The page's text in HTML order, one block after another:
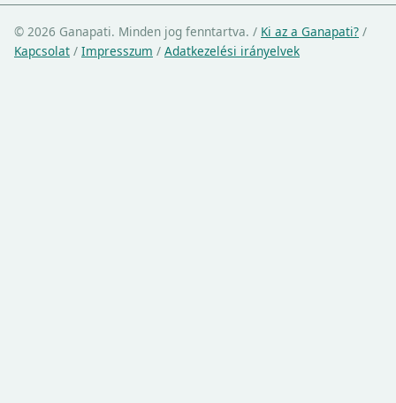
© 2026 Ganapati. Minden jog fenntartva. / Ki az a Ganapati? /
Kapcsolat / Impresszum / Adatkezelési irányelvek